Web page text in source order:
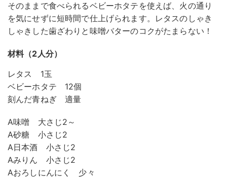
そのままで食べられるベビーホタテを使えば、火の通り
を気にせずに短時間で仕上げられます。レタスのしゃき
しゃきした歯ざわりと味噌バターのコクがたまらない！
材料（2人分）
レタス 1玉
ベビーホタテ 12個
刻んだ青ねぎ 適量
A味噌 大さじ2～
A砂糖 小さじ2
A日本酒 小さじ2
Aみりん 小さじ2
Aおろしにんにく 少々